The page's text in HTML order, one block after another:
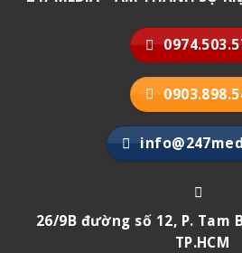
26/9B đường số 12, P. Tam
TP.HCM